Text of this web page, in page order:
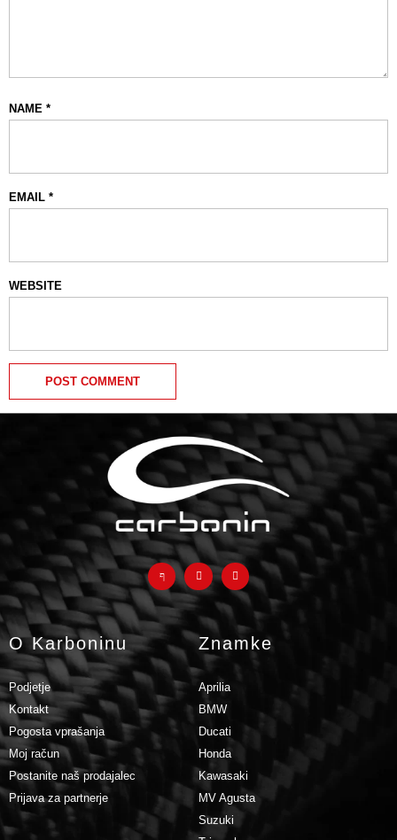
NAME *
EMAIL *
WEBSITE
O Karboninu
Podjetje
Kontakt
Pogosta vprašanja
Moj račun
Postanite naš prodajalec
Prijava za partnerje
Znamke
Aprilia
BMW
Ducati
Honda
Kawasaki
MV Agusta
Suzuki